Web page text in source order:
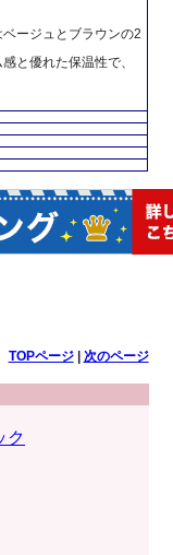
ージュとブラウンの2
と優れた保温性で、
TOPページ| 次のページ